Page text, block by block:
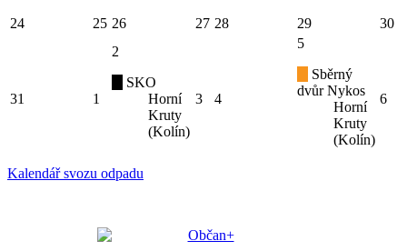
24 25 26 27 28 29 30
31 1
2
SKO
Horní
Kruty
(Kolín)
3 4
5
Sběrný
dvůr Nykos
Horní
Kruty
(Kolín)
6
Kalendář svozu odpadu